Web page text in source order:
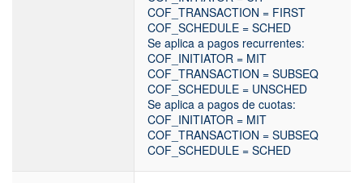
COF_TRANSACTION = FIRST
COF_SCHEDULE = SCHED
Se aplica a pagos recurrentes:
COF_INITIATOR = MIT
COF_TRANSACTION = SUBSEQ
COF_SCHEDULE = UNSCHED
Se aplica a pagos de cuotas:
COF_INITIATOR = MIT
COF_TRANSACTION = SUBSEQ
COF_SCHEDULE = SCHED